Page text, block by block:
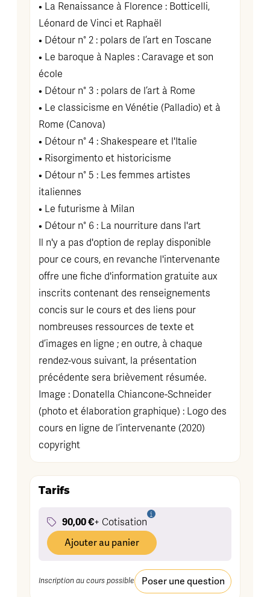
• La Renaissance à Florence : Botticelli,
Léonard de Vinci et Raphaël
• Détour n° 2 : polars de l’art en Toscane
• Le baroque à Naples : Caravage et son
école
• Détour n° 3 : polars de l’art à Rome
• Le classicisme en Vénétie (Palladio) et à
Rome (Canova)
• Détour n° 4 : Shakespeare et l'Italie
• Risorgimento et historicisme
• Détour n° 5 : Les femmes artistes
italiennes
• Le futurisme à Milan
• Détour n° 6 : La nourriture dans l'art
Il n'y a pas d'option de replay disponible
pour ce cours, en revanche l'intervenante
offre une fiche d'information gratuite aux
inscrits contenant des renseignements
concis sur le cours et des liens pour
nombreuses ressources de texte et
d’images en ligne ; en outre, à chaque
rendez-vous suivant, la présentation
précédente sera brièvement résumée.
Image : Donatella Chiancone-Schneider
(photo et élaboration graphique) : Logo des
cours en ligne de l’intervenante (2020)
copyright
Tarifs
90,00 €+ Cotisation
Ajouter au panier
Inscription au cours possible Poser une question